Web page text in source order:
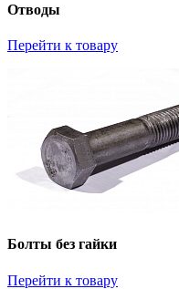
Отводы
Перейти к товару
Болты без гайки
Перейти к товару